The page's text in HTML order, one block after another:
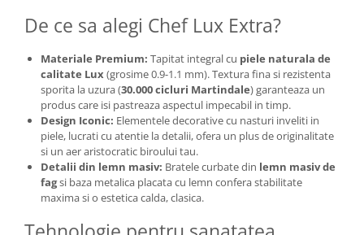
De ce sa alegi Chef Lux Extra?
Materiale Premium: Tapitat integral cu piele naturala de
calitate Lux(grosime 0.9-1.1 mm). Textura fina si rezistenta
sporita la uzura (30.000 cicluri Martindale) garanteaza un
produs care isi pastreaza aspectul impecabil in timp.
Design Iconic: Elementele decorative cu nasturi inveliti in
piele, lucrati cu atentie la detalii, ofera un plus de originalitate
si un aer aristocratic biroului tau.
Detalii din lemn masiv: Bratele curbate din lemn masiv de
fagsi baza metalica placata cu lemn confera stabilitate
maxima si o estetica calda, clasica.